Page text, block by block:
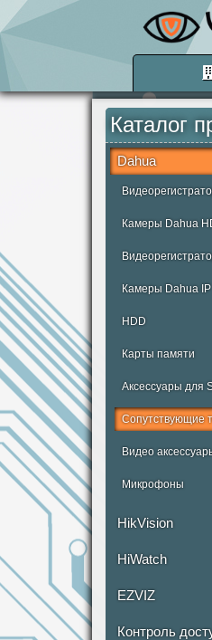
Каталог
Dahua
Камеры Dahua
Камеры Dahua IP
HDD
Карты памяти
Аксессуары для
Сопутствующие
Видео
Микрофоны
HikVision
HiWatch
EZVIZ
Контроль